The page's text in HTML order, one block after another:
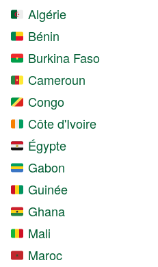
Algérie
Bénin
Burkina Faso
Cameroun
Congo
Côte d'Ivoire
Égypte
Gabon
Guinée
Ghana
Mali
Maroc